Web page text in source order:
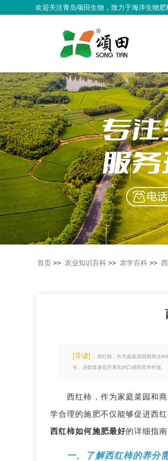
欢迎关注青岛颂田生物，致力于海洋生物
首页 >> 农业知识百科 >> 农学百科 >>
[导读]： 西红柿，作为家庭菜园和商业
长，还能显著提升果实的口感和营养价值。
西红柿，作为家庭菜园和商
学合理的施肥不仅能够促进西
西红柿如何施肥最好的详细指南
一、了解西红柿的养分